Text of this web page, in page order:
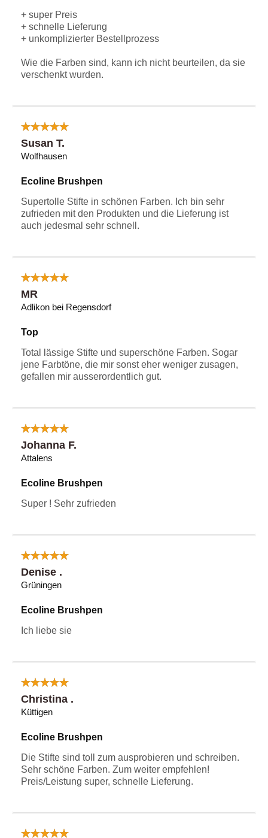
+ super Preis
+ schnelle Lieferung
+ unkomplizierter Bestellprozess
Wie die Farben sind, kann ich nicht beurteilen, da sie
verschenkt wurden.
Susan T.
Wolfhausen
Ecoline Brushpen
Supertolle Stifte in schönen Farben. Ich bin sehr
zufrieden mit den Produkten und die Lieferung ist
auch jedesmal sehr schnell.
MR
Adlikon bei Regensdorf
Top
Total lässige Stifte und superschöne Farben. Sogar
jene Farbtöne, die mir sonst eher weniger zusagen,
gefallen mir ausserordentlich gut.
Johanna F.
Attalens
Ecoline Brushpen
Super ! Sehr zufrieden
Denise .
Grüningen
Ecoline Brushpen
Ich liebe sie
Christina .
Küttigen
Ecoline Brushpen
Die Stifte sind toll zum ausprobieren und schreiben.
Sehr schöne Farben. Zum weiter empfehlen!
Preis/Leistung super, schnelle Lieferung.